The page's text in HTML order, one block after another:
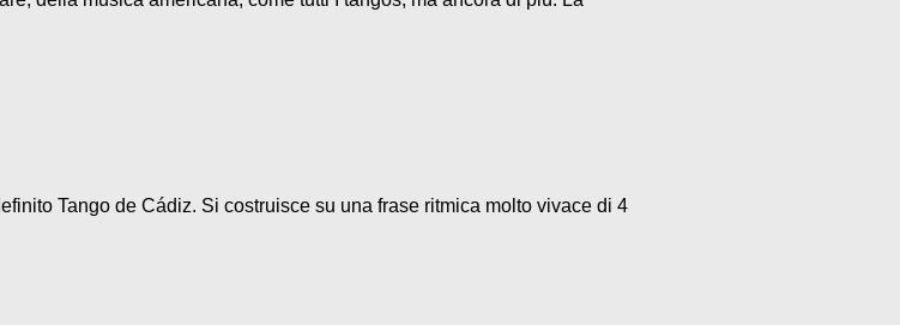
Tango de Cádiz. Si costruisce su una frase ritmica molto vivace di 4